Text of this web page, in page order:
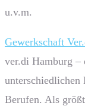
u.v.m.
Gewerkschaft
ver.di Hamburg –
unterschiedlichen
Berufen. Als